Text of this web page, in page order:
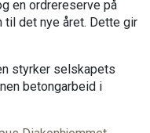
en ordrereserve på
til det nye året. Dette gir
styrker selskapets
betongarbeid i